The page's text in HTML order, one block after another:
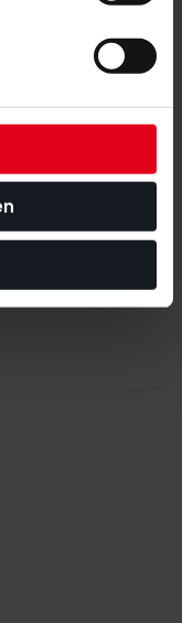
with
our shop.
SUBSCRIBE